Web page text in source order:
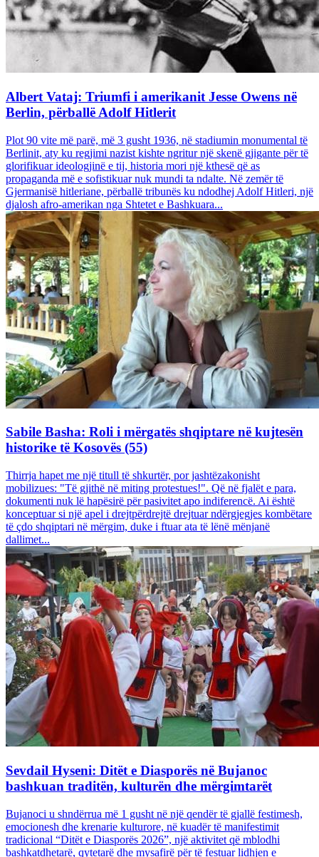
Albert Vataj: Triumfi i amerikanit Jesse Owens në
Berlin, përballë Adolf Hitlerit
Plot 90 vite më parë, më 3 gusht 1936, në stadiumin monumental të
Berlinit, aty ku regjimi nazist kishte ngritur një skenë gjigante për të
glorifikuar ideologjinë e tij, historia mori një kthesë që as
propaganda më e sofistikuar nuk mundi ta ndalte. Në zemër të
Gjermanisë hitleriane, përballë tribunës ku ndodhej Adolf Hitleri, një
djalosh afro-amerikan nga Shtetet e Bashkuara...
Sabile Basha: Roli i mërgatës shqiptare në kujtesën
historike të Kosovës (55)
Thirrja hapet me një titull të shkurtër, por jashtëzakonisht
mobilizues: "Të gjithë në miting protestues!". Që në fjalët e para,
dokumenti nuk lë hapësirë për pasivitet apo indiferencë. Ai është
konceptuar si një apel i drejtpërdrejtë drejtuar ndërgjegjes kombëtare
të çdo shqiptari në mërgim, duke i ftuar ata të lënë mënjanë
dallimet...
Sevdail Hyseni: Ditët e Diasporës në Bujanoc
bashkuan traditën, kulturën dhe mërgimtarët
Bujanoci u shndërrua më 1 gusht në një qendër të gjallë festimesh,
emocionesh dhe krenarie kulturore, në kuadër të manifestimit
tradicional “Ditët e Diasporës 2026”, një aktivitet që mblodhi
bashkatdhetarë, qytetarë dhe mysafirë për të festuar lidhjen e